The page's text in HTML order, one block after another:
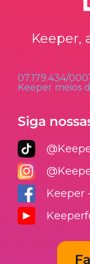
Keeper,
07.179.434/
Keeper meios
Siga
Keeper